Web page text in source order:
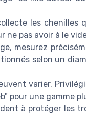
les chenilles
ne pas avoir à le
mesurez
selon un
varier.
pour une gamme
à protéger les